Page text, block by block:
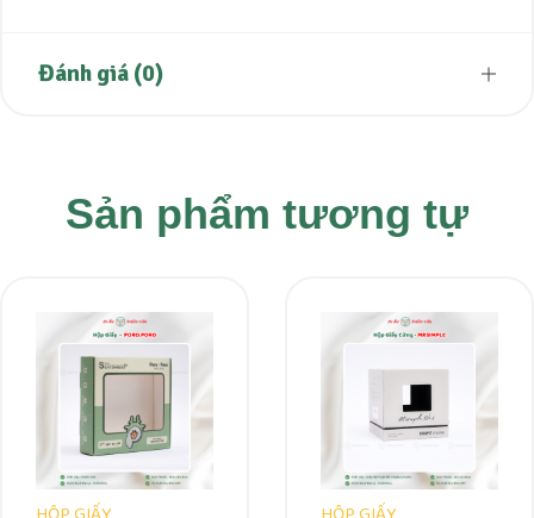
Đánh giá (0)
Sản phẩm tương tự